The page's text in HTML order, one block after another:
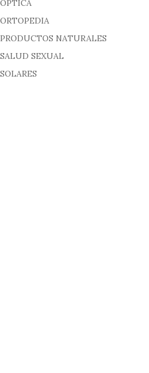
ÓPTICA
ORTOPEDIA
PRODUCTOS NATURALES
SALUD SEXUAL
SOLARES